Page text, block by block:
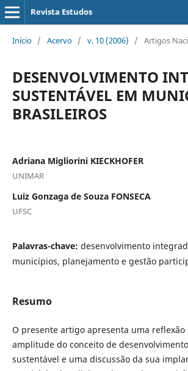
Revista Estudos
Início / Acervo / v. 10 (2006) / Artigos
DESENVOLVIMENTO
SUSTENTÁVEL EM
BRASILEIROS
Adriana Migliorini KIECKHOFER
UNIMAR
Luiz Gonzaga de Souza FONSECA
UFSC
Palavras-chave: desenvolvimento
municípios, planejamento e gestão
Resumo
O presente artigo apresenta uma reflexão
amplitude do conceito de
sustentável e uma discussão da sua